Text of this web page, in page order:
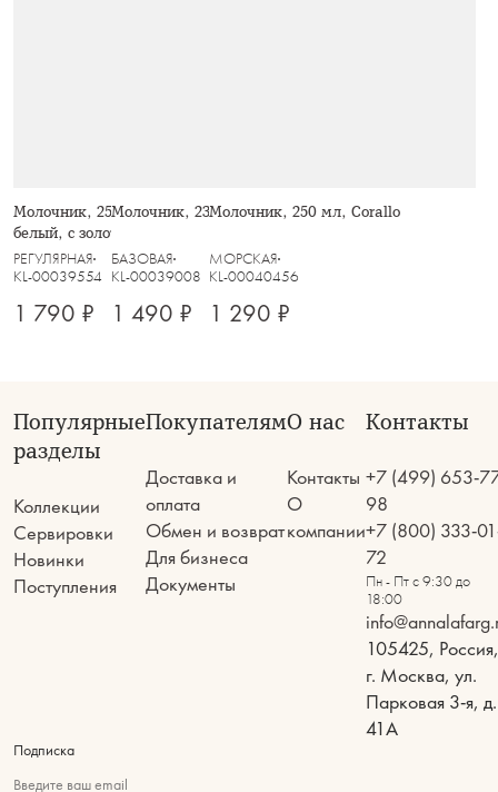
Молочник, 250 мл, фарфор N,
белый, с золотистым орнаментом,
Golden
РЕГУЛЯРНАЯ
KL-00039554
1 790 ₽
Молочник, 230 мл, белый, Gallery
БАЗОВАЯ
KL-00039008
1 490 ₽
Молочник, 250 мл, Corallo
МОРСКАЯ
KL-00040456
1 290 ₽
Популярные
разделы
Коллекции
Сервировки
Новинки
Поступления
Покупателям
Доставка и
оплата
Обмен и возврат
Для бизнеса
Документы
О нас
Контакты
О
компании
Контакты
+7 (499) 653-
98
+7 (800) 333-
72
Пн - Пт с 9:30 до
18:00
105425, Россия,
г. Москва, ул.
Парковая 3-я, д.
41А
Подписка
Введите ваш email